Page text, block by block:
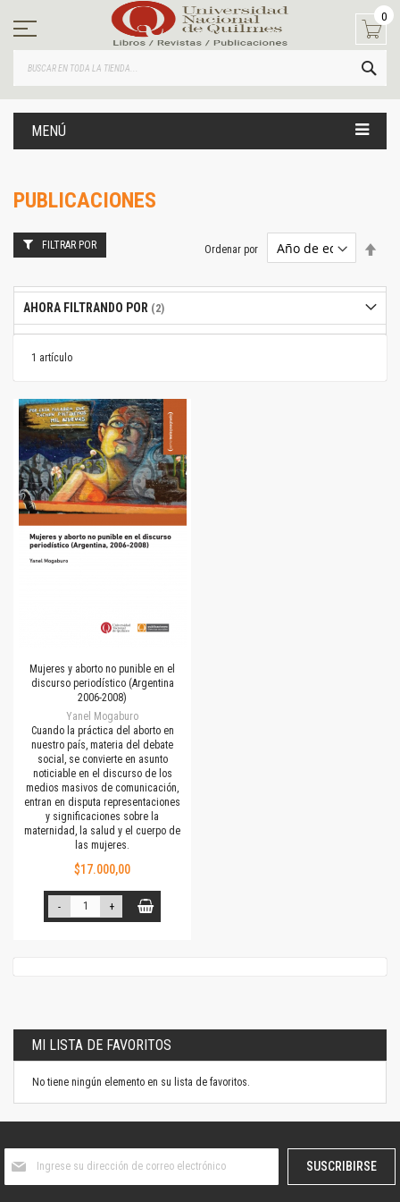
contenido
0
MENÚ
PUBLICACIONES
1 artículo
Ordenar por
Mujeres y aborto no punible en el
discurso periodístico (Argentina
2006-2008)
Yanel Mogaburo
Cuando la práctica del aborto en
nuestro país, materia del debate
social, se convierte en asunto
noticiable en el discurso de los
medios masivos de comunicación,
entran en disputa representaciones
y significaciones sobre la
maternidad, la salud y el cuerpo de
las mujeres.
$17.000,00
- +
FILTRAR POR
AHORA FILTRANDO POR
MI LISTA DE FAVORITOS
No tiene ningún elemento en su lista de favoritos.
boletín
SUSCRIBIRSE